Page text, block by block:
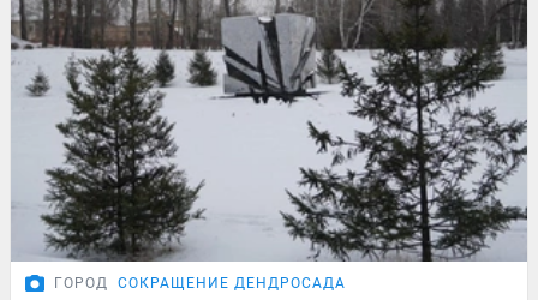
ГОРОД СОКРАЩЕНИЕ ДЕНДРОСАДА